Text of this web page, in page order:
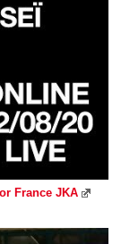
France JKA